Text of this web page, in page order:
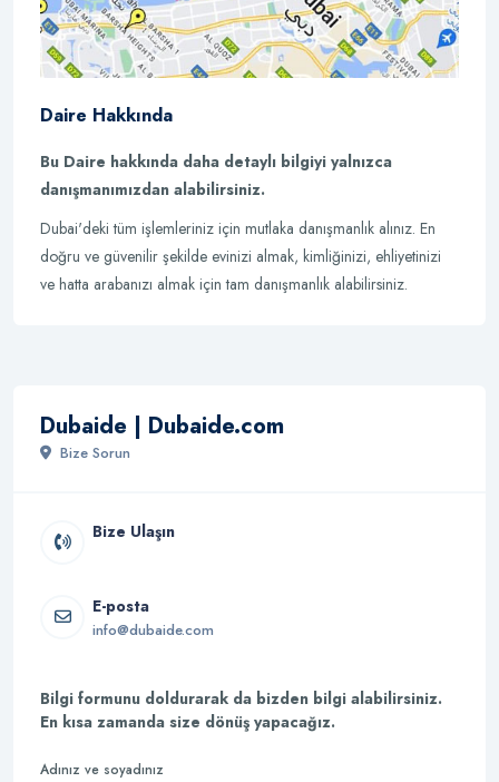
Daire Hakkında
Bu Daire hakkında daha detaylı bilgiyi yalnızca
danışmanımızdan alabilirsiniz.
Dubai'deki tüm işlemleriniz için mutlaka danışmanlık alınız. En
doğru ve güvenilir şekilde evinizi almak, kimliğinizi, ehliyetinizi
ve hatta arabanızı almak için tam danışmanlık alabilirsiniz.
Dubaide | Dubaide.com
Bize Sorun
Bize Ulaşın
E-posta
info@dubaide.com
Bilgi formunu doldurarak da bizden bilgi alabilirsiniz.
En kısa zamanda size dönüş yapacağız.
Adınız ve soyadınız